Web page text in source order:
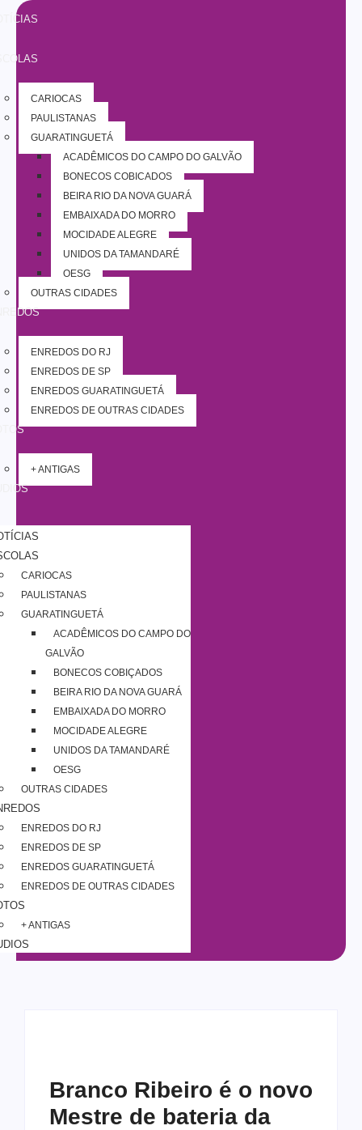
CARIOCAS
PAULISTANAS
GUARATINGUETÁ
ACADÊMICOS DO CAMPO DO GALVÃO
BONECOS COBIÇADOS
BEIRA RIO DA NOVA GUARÁ
EMBAIXADA DO MORRO
MOCIDADE ALEGRE
UNIDOS DA TAMANDARÉ
OESG
OUTRAS CIDADES
ENREDOS DO RJ
ENREDOS DE SP
ENREDOS GUARATINGUETÁ
ENREDOS DE OUTRAS CIDADES
+ ANTIGAS
CARIOCAS
PAULISTANAS
GUARATINGUETÁ
ACADÊMICOS DO CAMPO DO
GALVÃO
BONECOS COBIÇADOS
BEIRA RIO DA NOVA GUARÁ
EMBAIXADA DO MORRO
MOCIDADE ALEGRE
UNIDOS DA TAMANDARÉ
OESG
OUTRAS CIDADES
ENREDOS DO RJ
ENREDOS DE SP
ENREDOS GUARATINGUETÁ
ENREDOS DE OUTRAS CIDADES
+ ANTIGAS
Branco Ribeiro é o novo
Mestre de bateria da